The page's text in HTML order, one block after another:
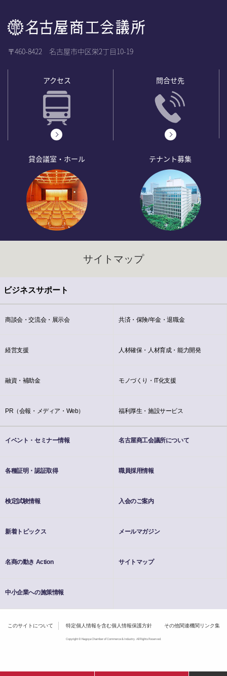
〒460-8422 名古屋市中区栄2丁目10-19
アクセス 問合せ先
貸会議室・ホール テナント募集
サイトマップ
ビジネスサポート
商談会・交流会・展示会
経営支援
融資・補助金
PR（会報・メディア・Web）
共済・保険/年金・退職金
人材確保・人材育成・能力開発
モノづくり・IT化支援
福利厚生・施設サービス
イベント・セミナー情報
各種証明・認証取得
検定試験情報
新着トピックス
名商の動き Action
中小企業への施策情報
名古屋商工会議所について
職員採用情報
入会のご案内
メールマガジン
サイトマップ
このサイトについて 特定個人情報を含む個人情報保護方針 その他関連機関リンク集
Copyright © Nagoya Chamber of Commerce & Industry. All Rights Reserved.